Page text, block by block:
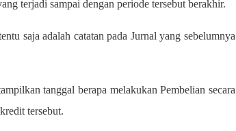
terjadi sampai dengan periode tersebut berakhir.
saja adalah catatan pada Jurnal yang sebelumnya
tanggal berapa melakukan Pembelian secara
tersebut.